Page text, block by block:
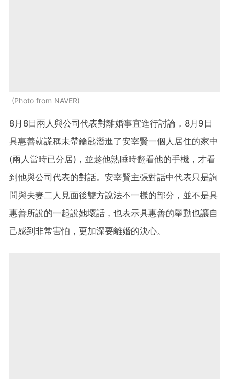
Photo from NAVER
8月8日兩人與公司代表對離婚事宜進行討論，8月9日
具惠善就謊稱未帶鑰匙潛進了安宰賢一個人居住的家中
(兩人當時已分居)，並趁他熟睡時翻看他的手機，才看
到他與公司代表的對話。安宰賢主張對話中代表只是詢
問與夫妻二人見面後雙方說法不一樣的部分，並不是具
惠善所說的一起說她壞話，也表示具惠善的舉動也讓自
己感到非常害怕，更加深要離婚的決心。